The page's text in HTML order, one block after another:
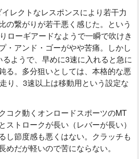
レクトなレスポンスにより若干力
の繋がりが若干悪く感じた。という
ローギアードなようで一瞬で吹けき
・アンド・ゴーがやや苦痛。しかし
ようで、早めに3速に入れると急に
る。多分狙いとしては、本格的な悪
り、3速以上は移動用という設定な
コク動くオンロードスポーツのMT
ストロークが長い（レバーが長い）
し節度感も悪くはない。クラッチも
めだが軽いので苦にならない。